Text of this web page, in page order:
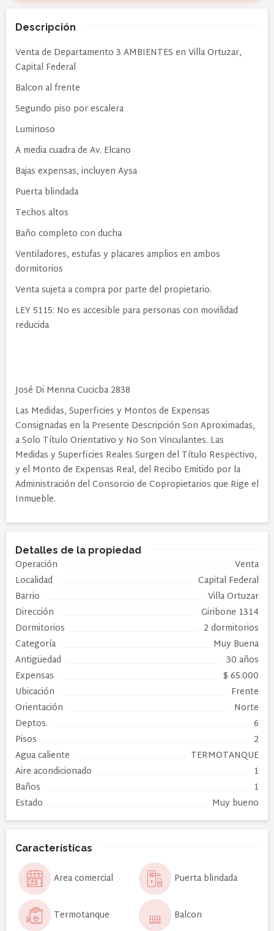
Descripción
Venta de Departamento 3 AMBIENTES en Villa Ortuzar,
Capital Federal
Balcon al frente
Segundo piso por escalera
Luminoso
A media cuadra de Av. Elcano
Bajas expensas, incluyen Aysa
Puerta blindada
Techos altos
Baño completo con ducha
Ventiladores, estufas y placares amplios en ambos
dormitorios
Venta sujeta a compra por parte del propietario.
LEY 5115: No es accesible para personas con movilidad
reducida
José Di Menna Cucicba 2838
Las Medidas, Superficies y Montos de Expensas
Consignadas en la Presente Descripción Son Aproximadas,
a Solo Título Orientativo y No Son Vinculantes. Las
Medidas y Superficies Reales Surgen del Título Respectivo,
y el Monto de Expensas Real, del Recibo Emitido por la
Administración del Consorcio de Copropietarios que Rige el
Inmueble.
Detalles de la propiedad
Operación
Venta
Localidad
Capital Federal
Barrio
Villa Ortuzar
Dirección
Giribone 1314
Dormitorios
2 dormitorios
Categoría
Muy Buena
Antigüedad
30 años
Expensas
$ 65.000
Ubicación
Frente
Orientación
Norte
Deptos.
6
Pisos
2
Agua caliente
TERMOTANQUE
Aire acondicionado
1
Baños
1
Estado
Muy bueno
Características
Area comercial Puerta blindada
Termotanque Balcon